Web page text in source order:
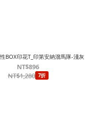
性BOX印花T_印第安納溜馬隊-淺灰
NT$896
NT$1,280 7折